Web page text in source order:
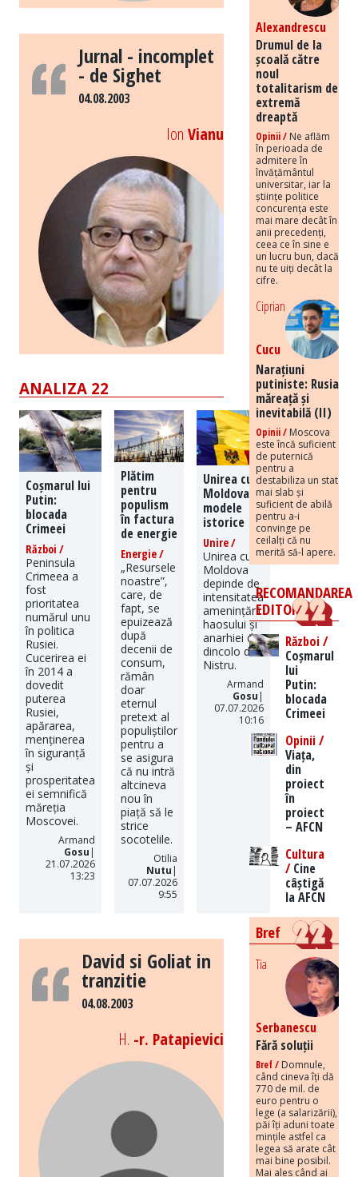
Jurnal - incomplet
- de Sighet
04.08.2003
Ion Vianu
ANALIZA 22
Coșmarul lui
Putin:
blocada
Crimeei
Război /
Peninsula
Crimeea a
fost
prioritatea
numărul unu
în politica
Rusiei.
Cucerirea ei
în 2014 a
dovedit
puterea
Rusiei,
apărarea,
menținerea
în siguranță
și
prosperitatea
ei semnifică
măreția
Moscovei.
Armand
Gosu |
21.07.2026
13:23
Plătim
pentru
populism
în factura
de energie
Energie /
„Resursele
noastre”,
care, de
fapt, se
epuizează
după
decenii de
consum,
rămân
doar
eternul
pretext al
populiștilor
pentru a
se asigura
că nu intră
altcineva
nou în
piață să le
strice
socotelile.
Otilia
Nutu |
07.07.2026
9:55
Unirea cu
Moldova:
modele
istorice
Unire /
Unirea cu
Moldova
depinde de
intensitatea
amenințării
haosului și
anarhiei de
dincolo de
Nistru.
Armand
Gosu |
07.07.2026
10:16
David si Goliat in
tranzitie
04.08.2003
H. -r. Patapievici
Alexandrescu
Drumul de la
școală către
noul
totalitarism de
extremă
dreaptă
Opinii / Ne aflăm
în perioada de
admitere în
învățământul
universitar, iar la
științe politice
concurența este
mai mare decât în
anii precedenți,
ceea ce în sine e
un lucru bun, dacă
nu te uiți decât la
cifre.
Ciprian
Cucu
Narațiuni
putiniste: Rusia
măreață și
inevitabilă (II)
Opinii / Moscova
este încă suficient
de puternică
pentru a
destabiliza un stat
mai slab și
suficient de abilă
pentru a-i
convinge pe
ceilalți că nu
merită să-l apere.
RECOMANDAREA
EDITORILOR
Război /
Coșmarul
lui
Putin:
blocada
Crimeei
Opinii /
Viața,
din
proiect
în
proiect
– AFCN
Cultura
/Cine
câștigă
la AFCN
Bref
Tia
Serbanescu
Fără soluții
Bref / Domnule,
când cineva îți dă
770 de mil. de
euro pentru o
lege (a salarizării),
păi îți aduni toate
mințile astfel ca
legea să arate cât
mai bine posibil.
Mai ales când ai